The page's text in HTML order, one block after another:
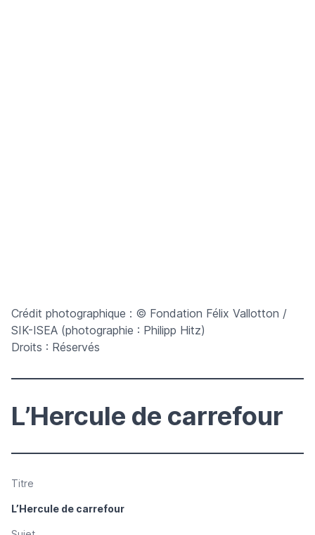
Crédit photographique : © Fondation Félix Vallotton /
SIK-ISEA (photographie : Philipp Hitz)
Droits : Réservés
L’Hercule de carrefour
Titre
L’Hercule de carrefour